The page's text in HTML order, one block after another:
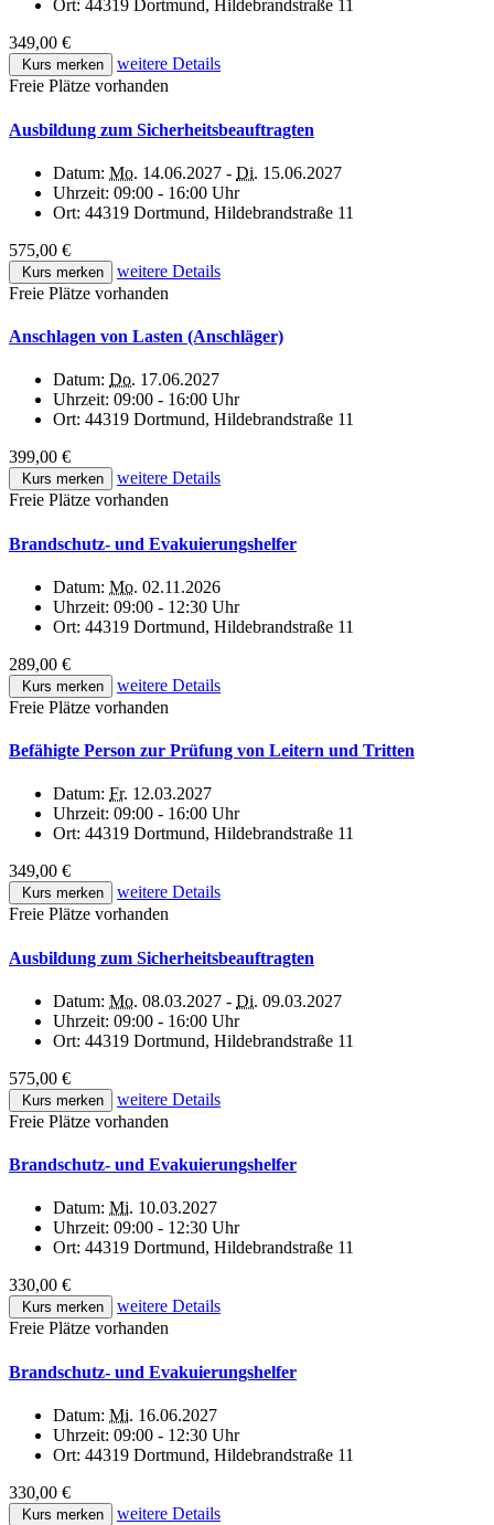
Ort: 44319 Dortmund, Hildebrandstraße 11
349,00 €
Kurs merken
weitere Details
Freie Plätze vorhanden
Ausbildung zum Sicherheitsbeauftragten
Datum: Mo. 14.06.2027 - Di. 15.06.2027
Uhrzeit: 09:00 - 16:00 Uhr
Ort: 44319 Dortmund, Hildebrandstraße 11
575,00 €
Kurs merken
weitere Details
Freie Plätze vorhanden
Anschlagen von Lasten (Anschläger)
Datum: Do. 17.06.2027
Uhrzeit: 09:00 - 16:00 Uhr
Ort: 44319 Dortmund, Hildebrandstraße 11
399,00 €
Kurs merken
weitere Details
Freie Plätze vorhanden
Brandschutz- und Evakuierungshelfer
Datum: Mo. 02.11.2026
Uhrzeit: 09:00 - 12:30 Uhr
Ort: 44319 Dortmund, Hildebrandstraße 11
289,00 €
Kurs merken
weitere Details
Freie Plätze vorhanden
Befähigte Person zur Prüfung von Leitern und Tritten
Datum: Fr. 12.03.2027
Uhrzeit: 09:00 - 16:00 Uhr
Ort: 44319 Dortmund, Hildebrandstraße 11
349,00 €
Kurs merken
weitere Details
Freie Plätze vorhanden
Ausbildung zum Sicherheitsbeauftragten
Datum: Mo. 08.03.2027 - Di. 09.03.2027
Uhrzeit: 09:00 - 16:00 Uhr
Ort: 44319 Dortmund, Hildebrandstraße 11
575,00 €
Kurs merken
weitere Details
Freie Plätze vorhanden
Brandschutz- und Evakuierungshelfer
Datum: Mi. 10.03.2027
Uhrzeit: 09:00 - 12:30 Uhr
Ort: 44319 Dortmund, Hildebrandstraße 11
330,00 €
Kurs merken
weitere Details
Freie Plätze vorhanden
Brandschutz- und Evakuierungshelfer
Datum: Mi. 16.06.2027
Uhrzeit: 09:00 - 12:30 Uhr
Ort: 44319 Dortmund, Hildebrandstraße 11
330,00 €
Kurs merken
weitere Details